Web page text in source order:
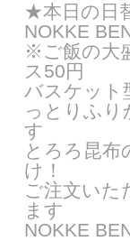
★本日の日
NOKKE
※ご飯の大
ス50円
バスケット
っとりふり
す
とろろ昆布
け！
ご注文いた
ま す
NOKKE